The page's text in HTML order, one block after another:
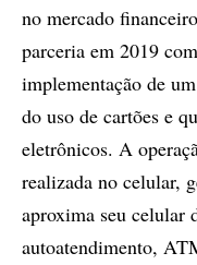
no mercado
parceria em 2019
implementação de
do uso de cartões e
eletrônicos. A
realizada no celular,
aproxima seu celular
autoatendimento,